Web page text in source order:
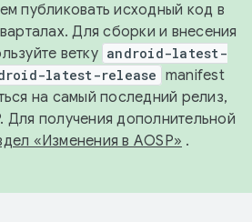
публиковать исходный код в
Для сборки и внесения
ветку android-latest-
latest-release manifest
на самый последний релиз,
Для получения дополнительной
«Изменения в AOSP» .